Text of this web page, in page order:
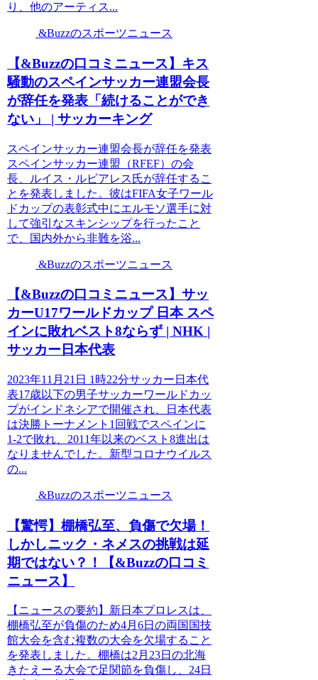
り、他のアーティス...
&Buzzのスポーツニュース
【&Buzzの口コミニュース】キス
騒動のスペインサッカー連盟会長
が辞任を発表「続けることができ
ない」 | サッカーキング
スペインサッカー連盟会長が辞任を発表
スペインサッカー連盟（RFEF）の会
長、ルイス・ルビアレス氏が辞任するこ
とを発表しました。彼はFIFA女子ワール
ドカップの表彰式中にエルモソ選手に対
して強引なスキンシップを行ったこと
で、国内外から非難を浴...
&Buzzのスポーツニュース
【&Buzzの口コミニュース】サッ
カーU17ワールドカップ 日本 スペ
インに敗れベスト8ならず | NHK |
サッカー日本代表
2023年11月21日 1時22分サッカー日本代
表17歳以下の男子サッカーワールドカッ
プがインドネシアで開催され、日本代表
は決勝トーナメント1回戦でスペインに
1-2で敗れ、2011年以来のベスト8進出は
なりませんでした。新型コロナウイルス
の...
&Buzzのスポーツニュース
【驚愕】棚橋弘至、負傷で欠場！
しかしニック・ネメスの挑戦は延
期ではない？！【&Buzzの口コミ
ニュース】
【ニュースの要約】新日本プロレスは、
棚橋弘至が負傷のため4月6日の両国国技
館大会を含む複数の大会を欠場すること
を発表しました。棚橋は2月23日の北海
きたえーる大会で足関節を負傷し、24日